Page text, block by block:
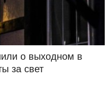
о выходном в
за свет